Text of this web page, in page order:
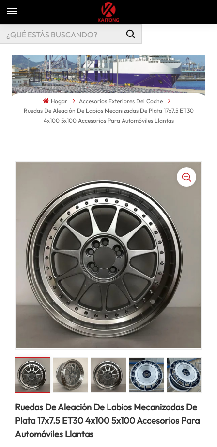
Hogar
Accesorios Exteriores Del Coche
Ruedas De Aleación De Labios Mecanizadas De Plata 17x7.5 ET30
4x100 5x100 Accesorios Para Automóviles Llantas
Ruedas De Aleación De Labios Mecanizadas De
Plata 17x7.5 ET30 4x100 5x100 Accesorios Para
Automóviles Llantas